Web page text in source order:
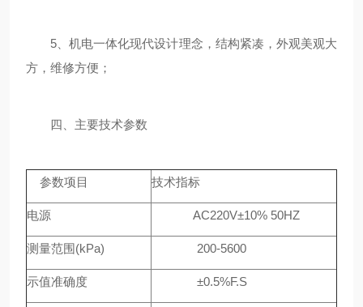
5、机电一体化现代设计理念，结构紧凑，外观美观大
方，维修方便；
四、主要技术参数
参数项目 技术指标
电源 AC220V±10% 50HZ
测量范围(kPa) 200-5600
示值准确度 ±0.5%F.S